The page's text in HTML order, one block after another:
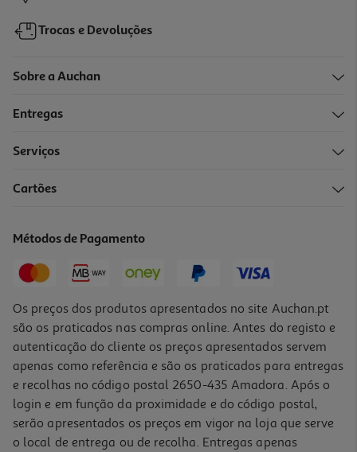
Trocas e Devoluções
Sobre a Auchan
Entregas
Serviços
Cartões
Métodos de Pagamento
Os preços dos produtos apresentados no site Auchan.pt
são os praticados nas compras online. Antes do registo e
autenticação do cliente os preços apresentados servem
apenas como referência e são os praticados para entregas
e recolhas no código postal 2650-435 Amadora. Após o
login e em função da proximidade e do código postal,
serão apresentados os preços em vigor na loja que serve
o local de entrega ou de recolha. Entregas apenas